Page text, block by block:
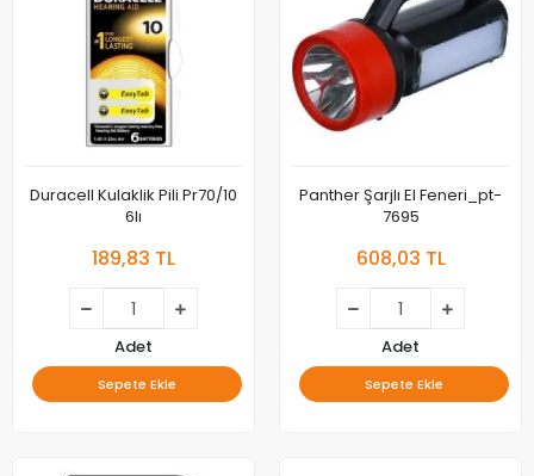
Duracell Kulaklik Pili Pr70/10
6lı
189,83 TL
Adet
Sepete Ekle
Panther Şarjlı El Feneri_pt-
7695
608,03 TL
Adet
Sepete Ekle